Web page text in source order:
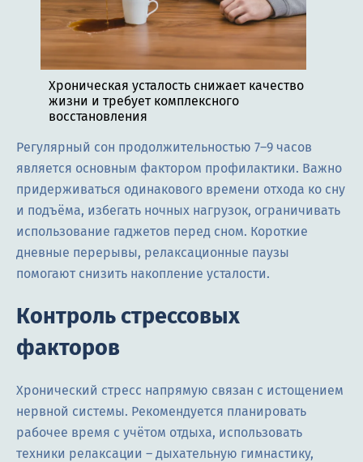
Хроническая усталость снижает качество
жизни и требует комплексного
восстановления
Регулярный сон продолжительностью 7–9 часов
является основным фактором профилактики. Важно
придерживаться одинакового времени отхода ко сну
и подъёма, избегать ночных нагрузок, ограничивать
использование гаджетов перед сном. Короткие
дневные перерывы, релаксационные паузы
помогают снизить накопление усталости.
Контроль стрессовых
факторов
Хронический стресс напрямую связан с истощением
нервной системы. Рекомендуется планировать
рабочее время с учётом отдыха, использовать
техники релаксации – дыхательную гимнастику,